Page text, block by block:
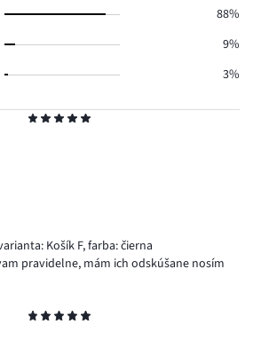
Košík F,farba: čierna
pravidelne, mám ich odskúšane nosím
88%
9%
3%